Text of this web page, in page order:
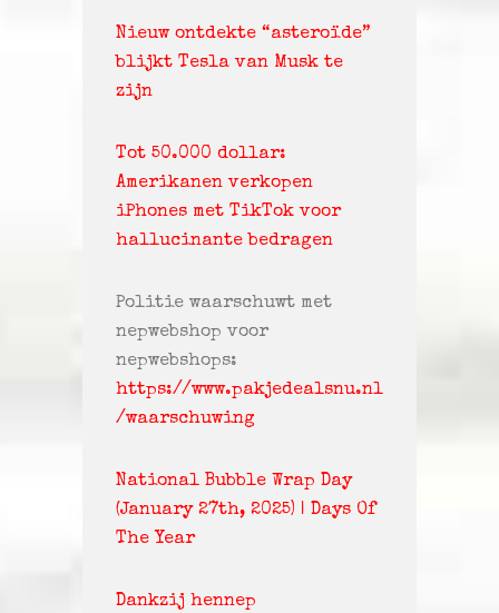
Nieuw ontdekte “asteroïde”
blijkt Tesla van Musk te
zijn
Tot 50.000 dollar:
Amerikanen verkopen
iPhones met TikTok voor
hallucinante bedragen
Politie waarschuwt met
nepwebshop voor
nepwebshops:
https://www.pakjedealsnu.nl
/waarschuwing
National Bubble Wrap Day
(January 27th, 2025) | Days Of
The Year
Dankzij hennep